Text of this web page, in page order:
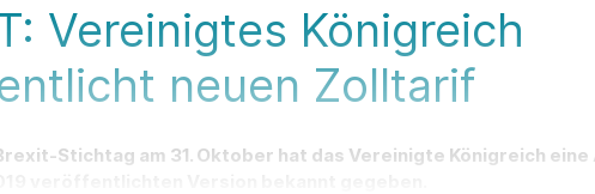
Vereinigtes Königreich
neuen Zolltarif
Stichtag am 31. Oktober hat das Vereinigte Königreich eine